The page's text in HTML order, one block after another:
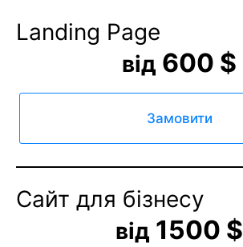
Landing Page
від 600 $
Замовити
Сайт для бізнесу
від 1500 $